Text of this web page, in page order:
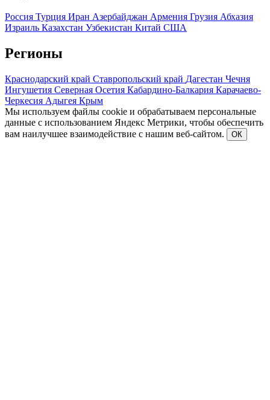
Россия Турция Иран Азербайджан Армения Грузия Абхазия
Израиль Казахстан Узбекистан Китай США
Регионы
Краснодарский край Ставропольский край Дагестан Чечня
Ингушетия Северная Осетия Кабардино-Балкария Карачаево-
Черкесия Адыгея Крым
Мы используем файлы cookie и обрабатываем персональные
данные с использованием Яндекс Метрики, чтобы обеспечить
вам наилучшее взаимодействие с нашим веб-сайтом.
ОК